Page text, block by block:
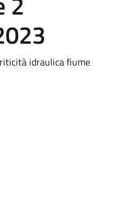
idraulica fiume